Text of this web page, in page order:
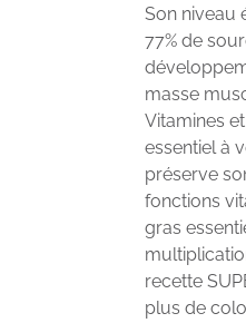
Son niveau
77% de
masse
Vitamines
essentiel à
préserve
fonctions
gras
recette
plus de